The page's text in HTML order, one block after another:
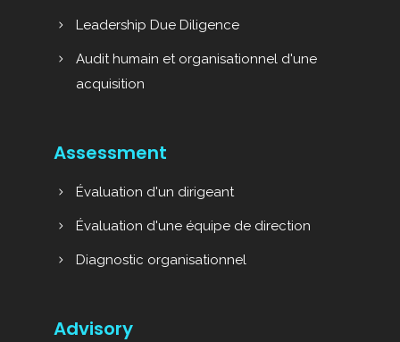
Leadership Due Diligence
Audit humain et organisationnel d'une
acquisition
Assessment
Évaluation d'un dirigeant
Évaluation d'une équipe de direction
Diagnostic organisationnel
Advisory